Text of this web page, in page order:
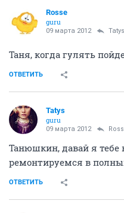
Rosse
guru
09 марта 2012 Tatys
Таня, когда гулять
ОТВЕТИТЬ
Tatys
guru
09 марта 2012
Танюшкин, давай я
ремонтируемся в
ОТВЕТИТЬ